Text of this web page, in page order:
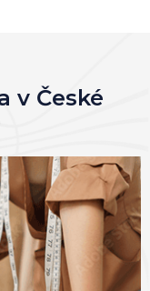
v České